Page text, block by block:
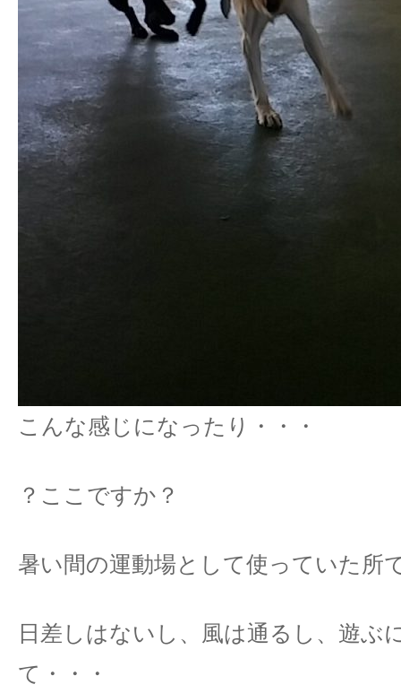
こんな感じになったり・・・
？ここですか？
暑い間の運動場として使っていた所
日差しはないし、風は通るし、遊ぶ
て・・・